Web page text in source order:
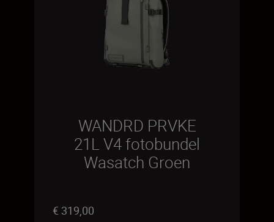
WANDRD PRVKE
21L V4 fotobundel
Wasatch Groen
€ 319,00